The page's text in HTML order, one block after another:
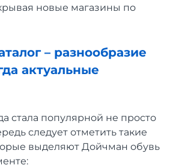
новые магазины по
– разнообразие
актуальные
стала популярной не просто
следует отметить такие
выделяют Дойчман обувь